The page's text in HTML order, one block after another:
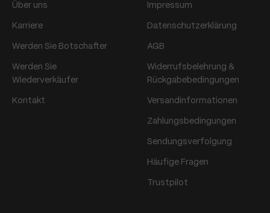
Über uns
Karriere
Werden Sie Botschafter
Werden Sie
Wiederverkäufer
Kontakt
Impressum
Datenschutzerklärung
AGB
Widerrufsbelehrung &
Rückgabebedingungen
Versandinformationen
Zahlungsbedingungen
Sendungsverfolgung
Häufige Fragen
Trustpilot